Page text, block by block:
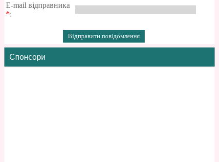
E-mail відправника
*:
Спонсори